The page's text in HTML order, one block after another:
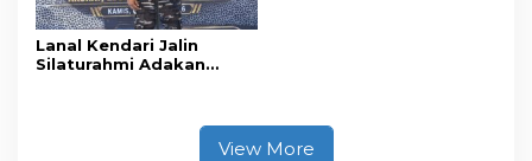
Lanal Kendari Jalin
Silaturahmi Adakan
View More